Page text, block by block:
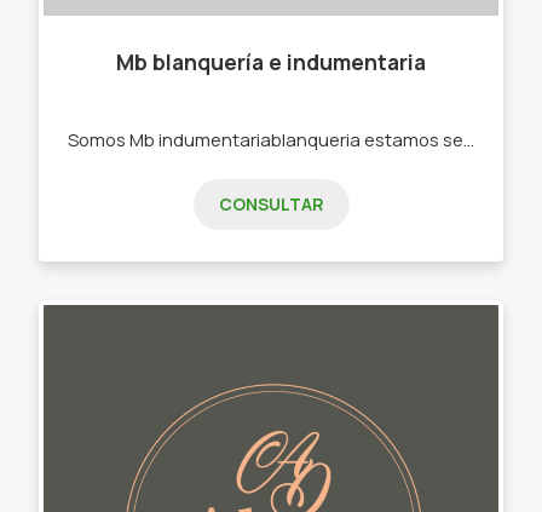
Mb blanquería e indumentaria
CONSULTAR